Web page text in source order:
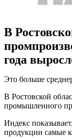
В
года
Это больше
В Ростовской
промышленного
Индекс
продукции самые